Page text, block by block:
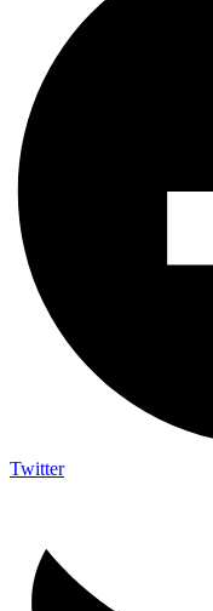
Twitter